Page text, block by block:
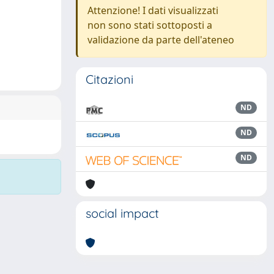
Attenzione! I dati visualizzati
non sono stati sottoposti a
validazione da parte dell'ateneo
Citazioni
ND
ND
ND
social impact